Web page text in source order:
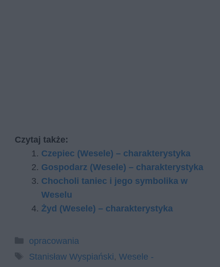
Czytaj także:
Czepiec (Wesele) – charakterystyka
Gospodarz (Wesele) – charakterystyka
Chocholi taniec i jego symbolika w
Weselu
Żyd (Wesele) – charakterystyka
Kategorie
opracowania
Tagi
Stanisław Wyspiański, Wesele -